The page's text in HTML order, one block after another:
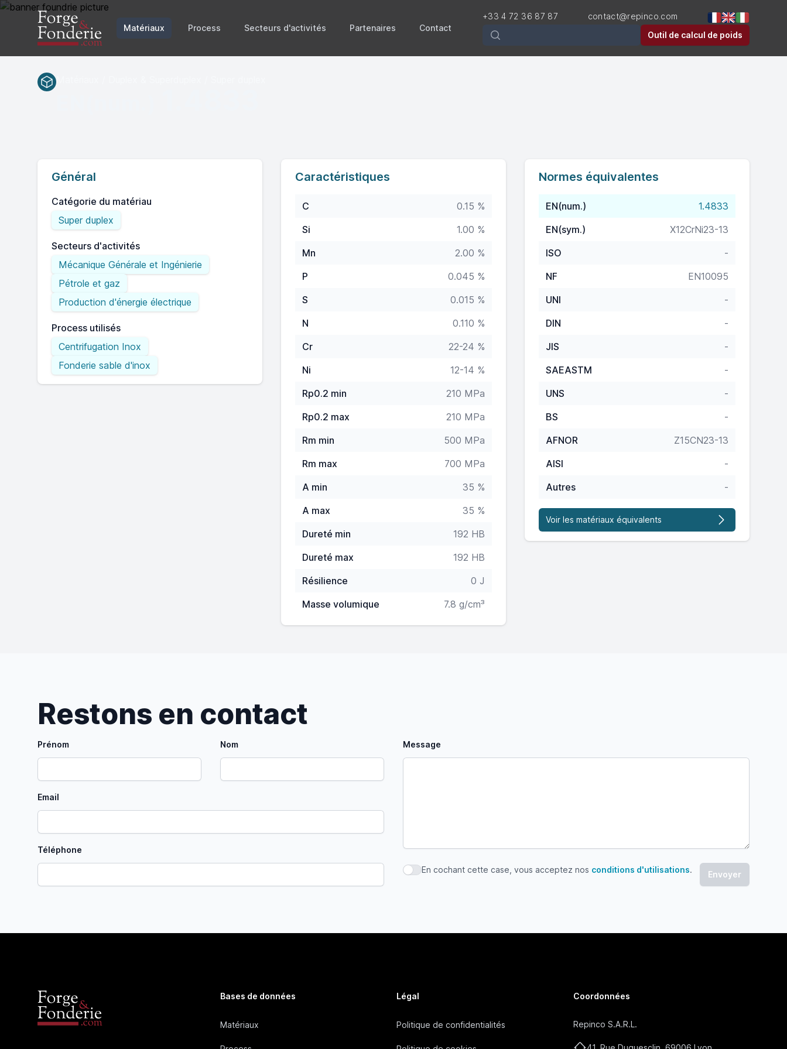
Matériaux Process Secteurs d'activités Partenaires Contact
+33 4 72 36 87 87 contact@repinco.com
Rechercher Outil de calcul de poids
Général
Catégorie du matériau
Super duplex
Secteurs d'activités
Mécanique Générale et Ingénierie
Pétrole et gaz
Production d'énergie électrique
Process utilisés
Centrifugation Inox
Fonderie sable d'inox
Caractéristiques
C
0.15 %
Si
1.00 %
Mn
2.00 %
P
0.045 %
S
0.015 %
N
0.110 %
Cr
22-24 %
Ni
12-14 %
Rp0.2 min
210 MPa
Rp0.2 max
210 MPa
Rm min
500 MPa
Rm max
700 MPa
A min
35 %
A max
35 %
Dureté min
192 HB
Dureté max
192 HB
Résilience
0 J
Masse volumique
7.8 g/cm³
Normes équivalentes
EN(num.)
1.4833
EN(sym.)
X12CrNi23-13
ISO
-
NF
EN10095
UNI
-
DIN
-
JIS
-
SAEASTM
-
UNS
-
BS
-
AFNOR
Z15CN23-13
AISI
-
Autres
-
Voir les matériaux équivalents
Restons en contact
Prénom Nom
Email
Téléphone
Message
En cochant cette case, vous acceptez nos conditions d'utilisations
En cochant cette case, vous acceptez nos conditions d'utilisations.
Bases de données
Matériaux
Légal
Politique de confidentialités
Coordonnées
Repinco S.A.R.L.